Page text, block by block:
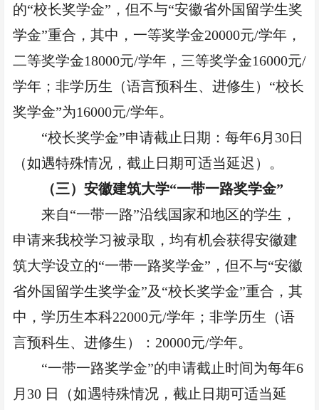
的“校长奖学金”，但不与“安徽省外国留学生奖
学金”重合，其中，一等奖学金20000元/学年，
二等奖学金18000元/学年，三等奖学金16000元/
学年；非学历生（语言预科生、进修生）“校长
奖学金”为16000元/学年。
“校长奖学金”申请截止日期：每年6月30日
（如遇特殊情况，截止日期可适当延迟）。
（三）安徽建筑大学“一带一路奖学金”
来自“一带一路”沿线国家和地区的学生，
申请来我校学习被录取，均有机会获得安徽建
筑大学设立的“一带一路奖学金”，但不与“安徽
省外国留学生奖学金”及“校长奖学金”重合，其
中，学历生本科22000元/学年；非学历生（语
言预科生、进修生）：20000元/学年。
“一带一路奖学金”的申请截止时间为每年6
月30 日（如遇特殊情况，截止日期可适当延